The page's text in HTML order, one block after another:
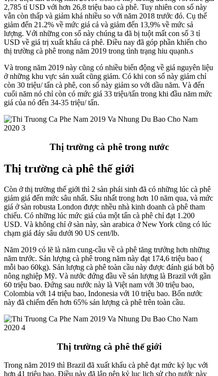
2,785 tỉ USD với hơn 26,8 triệu bao cà phê. Tuy nhiên con số này
vẫn còn thấp và giảm khá nhiều so với năm 2018 trước đó. Cụ thể
giảm đến 21.2% về mức giá cả và giảm đến 13,9% về mức sả
lượng. Với những con số này chúng ta đã bị tuột mất con số 3 tỉ
USD về giá trị xuất khẩu cả phê. Điều nay đã góp phần khiến cho
thị trường cà phê trong năm 2019 trong tình trạng hiu quạnh.s
Và trong năm 2019 này cũng có nhiều biến động về giá nguyên liệu
ở những khu vực sản xuất cũng giảm. Có khi con số này giảm chỉ
còn 30 triệu/ tấn cà phê, con số này giảm so với dầu năm. Và đến
cuối năm nó chỉ còn có mức giá 33 triệu/tấn trong khi đầu năm mức
giá của nó đến 34-35 triệu/ tấn.
Thị trường cà phê trong nước
Thị trường cà phê thế giới
Còn ở thị trường thế giới thì 2 sàn phái sinh đã có những lúc cà phê
giảm giá đến mức sâu nhất. Sâu nhất trong hơn 10 năm qua, và mức
giá ở sàn robusta London được nhều nhà kinh doanh cà phê tham
chiếu. Có những lúc mức giá của một tấn cà phê chỉ đạt 1.200
USD. Và không chỉ ở sàn này, sàn arabica ở New York cũng có lúc
chạm giá đáy sâu dưới 90 US cent/lb.
Năm 2019 có lẽ là năm cung-cầu về cà phê tăng trưởng hơn những
năm trước. Sản lượng cà phê trong năm này đạt 174,6 triệu bao (
mỗi bao 60kg). Sản lượng cà phê toàn cầu này được đánh giá bởi bộ
nông nghiệp Mỹ. Và nước đứng đầu về sản lượng là Brazil với gần
60 triệu bao. Đứng sau nước này là Việt nam với 30 triệu bao,
Colombia với 14 triệu bao, Indonesia với 10 triệu bao. Bốn nước
này đã chiếm đến hơn 65% sản lượng cà phê trên toàn cầu.
Thị trường cà phê thế giới
Trong năm 2019 thì Brazil đã xuất khẩu cà phê đạt mức kỷ lục với
hơn 41 triệu bao. Điều này đã lập nên kỷ lục lịch sử cho nước này